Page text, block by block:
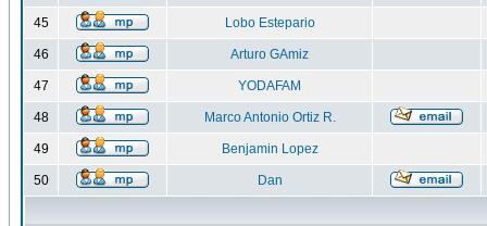
45 Lobo Estepario
46 Arturo GAmiz
47 YODAFAM
48 Marco Antonio Ortiz R.
49 Benjamin Lopez
50 Dan